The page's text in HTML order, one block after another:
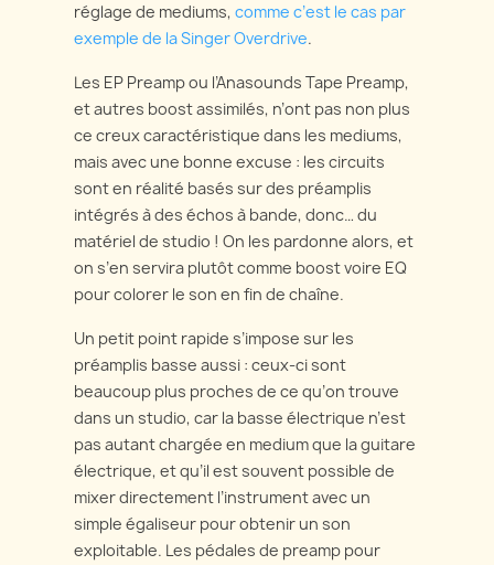
réglage de mediums,comme c’est le cas par
exemple de la Singer Overdrive.
Les EP Preamp ou l’Anasounds Tape Preamp,
et autres boost assimilés, n’ont pas non plus
ce creux caractéristique dans les mediums,
mais avec une bonne excuse : les circuits
sont en réalité basés sur des préamplis
intégrés à des échos à bande, donc… du
matériel de studio ! On les pardonne alors, et
on s’en servira plutôt comme boost voire EQ
pour colorer le son en fin de chaîne.
Un petit point rapide s’impose sur les
préamplis basse aussi : ceux-ci sont
beaucoup plus proches de ce qu’on trouve
dans un studio, car la basse électrique n’est
pas autant chargée en medium que la guitare
électrique, et qu’il est souvent possible de
mixer directement l’instrument avec un
simple égaliseur pour obtenir un son
exploitable. Les pédales de preamp pour